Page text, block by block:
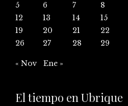
5
6 7 8
12
13 14 15
19
20 21 22
26
27 28 29
« Nov Ene »
El tiempo en Ubrique